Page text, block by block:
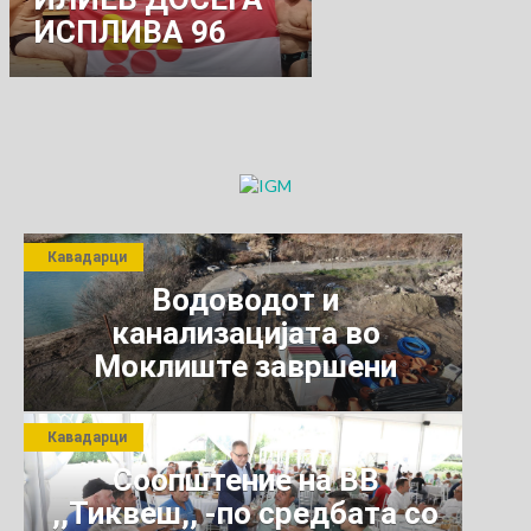
ИСПЛИВА 96
МАРАТОНИ
Водоводот и
канализацијата во
Моклиште завршени
Кавадарци
Соопштение на ВВ
,,Тиквеш,, -по средбата со
Кавадарци